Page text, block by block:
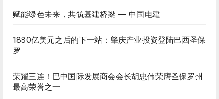
赋能绿色未来，共筑基建桥梁 — 中国电建
1880亿美元之后的下一站：肇庆产业投资登陆巴西圣保
罗
荣耀三连！巴中国际发展商会会长胡忠伟荣膺圣保罗州
最高荣誉之一